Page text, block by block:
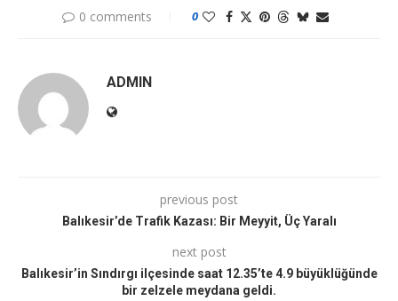
0 comments 0
ADMIN
previous post
Balıkesir’de Trafik Kazası: Bir Meyyit, Üç Yaralı
next post
Balıkesir’in Sındırgı ilçesinde saat 12.35’te 4.9 büyüklüğünde
bir zelzele meydana geldi.